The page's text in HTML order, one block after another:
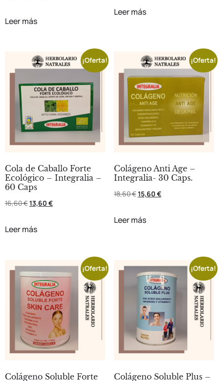
Leer más
Leer más
¡Oferta!
Cola de Caballo Forte
Ecológico – Integralia –
60 Caps
16,60€13,60 €
Leer más
¡Oferta!
Colágeno Anti Age –
Integralia- 30 Caps.
18,60€15,60 €
Leer más
¡Oferta!
Colágeno Soluble Forte
¡Oferta!
Colágeno Soluble Plus –